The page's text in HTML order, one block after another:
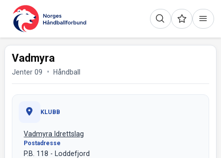
Vadmyra
Jenter 09 Håndball
KLUBB
Vadmyra Idrettslag
Postadresse
P.B. 118 - Loddefjord